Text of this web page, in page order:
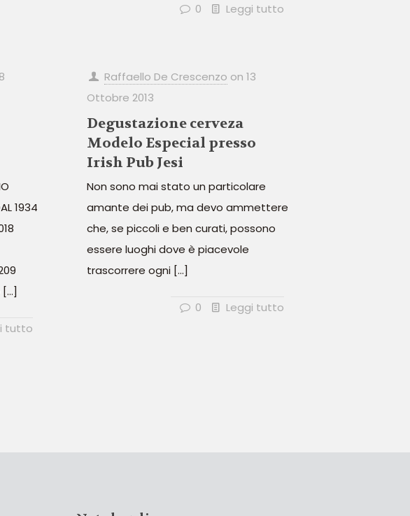
0 Leggi tutto
1934
[…]
tutto
Raffaello De Crescenzo on 13
Ottobre 2013
Degustazione cerveza
Modelo Especial presso
Irish Pub Jesi
Non sono mai stato un particolare
amante dei pub, ma devo ammettere
che, se piccoli e ben curati, possono
essere luoghi dove è piacevole
trascorrere ogni[…]
0 Leggi tutto